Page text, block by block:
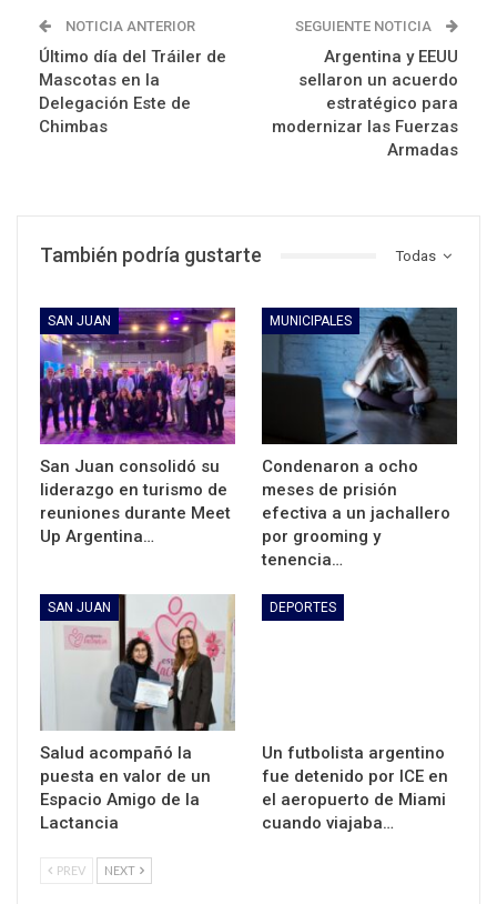
NOTICIA ANTERIOR
Último día del Tráiler de
Mascotas en la
Delegación Este de
Chimbas
SEGUIENTE NOTICIA
Argentina y EEUU
sellaron un acuerdo
estratégico para
modernizar las Fuerzas
Armadas
Todas
También podría gustarte
SAN JUAN
San Juan consolidó su
liderazgo en turismo de
reuniones durante Meet
Up Argentina…
MUNICIPALES
Condenaron a ocho
meses de prisión
efectiva a un jachallero
por grooming y
tenencia…
SAN JUAN
Salud acompañó la
puesta en valor de un
Espacio Amigo de la
Lactancia
DEPORTES
Un futbolista argentino
fue detenido por ICE en
el aeropuerto de Miami
cuando viajaba…
PREV NEXT